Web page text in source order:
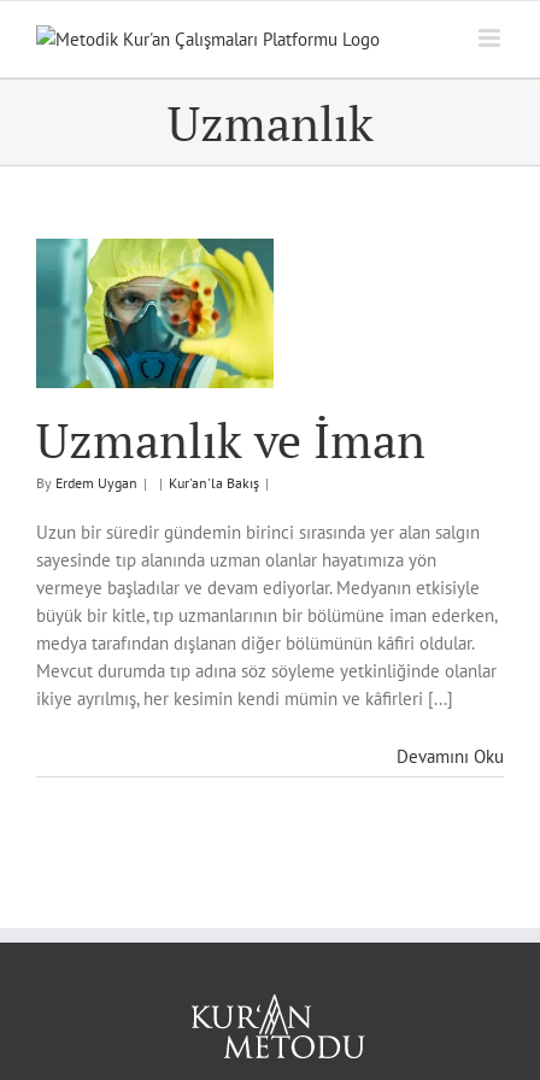
Uzmanlık
Uzmanlık ve İman
By Erdem Uygan | | Kur'an'la Bakış |
Uzun bir süredir gündemin birinci sırasında yer alan salgın
sayesinde tıp alanında uzman olanlar hayatımıza yön
vermeye başladılar ve devam ediyorlar. Medyanın etkisiyle
büyük bir kitle, tıp uzmanlarının bir bölümüne iman ederken,
medya tarafından dışlanan diğer bölümünün kâfiri oldular.
Mevcut durumda tıp adına söz söyleme yetkinliğinde olanlar
ikiye ayrılmış, her kesimin kendi mümin ve kâfirleri [...]
Devamını Oku